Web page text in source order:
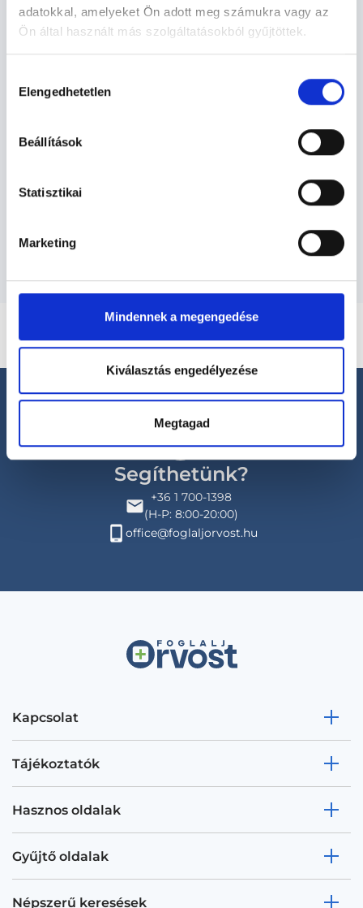
adatokkal, amelyeket Ön adott meg számukra vagy az
Ön által használt más szolgáltatásokból gyűjtöttek.
szabályzat:https://foglaljorvost.hu/info/foglaljorvost-
kiválasztása
Elengedhetetlen
Beállítások
Statisztikai
Marketing
Mindennek a megengedése
Kiválasztás engedélyezése
Megtagad
Endokrinológus -
Endokrinológia
Endokrinológia TERÜLETHEZ
Segíthetünk?
+36 1 700-1398
(H-P: 8:00-20:00)
office@foglaljorvost.hu
Kapcsolat
Tájékoztatók
Hasznos oldalak
Gyűjtő oldalak
Népszerű keresések